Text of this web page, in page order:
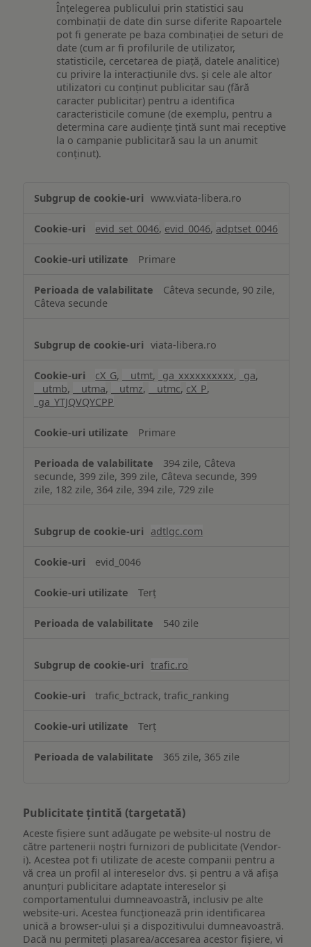
Înțelegerea publicului prin statistici sau
combinații de date din surse diferite Rapoartele
pot fi generate pe baza combinației de seturi de
date (cum ar fi profilurile de utilizator,
statisticile, cercetarea de piață, datele analitice)
cu privire la interacțiunile dvs. și cele ale altor
utilizatori cu conținut publicitar sau (fără
caracter publicitar) pentru a identifica
caracteristicile comune (de exemplu, pentru a
determina care audiențe țintă sunt mai receptive
la o campanie publicitară sau la un anumit
conținut).
www.viata-libera.ro
evid_set_0046, evid_0046, adptset_0046
Primare
Câteva secunde, 90 zile,
Câteva secunde
viata-libera.ro
cX_G, __utmt, _ga_xxxxxxxxxx, _ga,
__utmb, __utma, __utmz, __utmc, cX_P,
_ga_YTJQVQYCPP
Primare
394 zile, Câteva
secunde, 399 zile, 399 zile, Câteva secunde, 399
zile, 182 zile, 364 zile, 394 zile, 729 zile
adtlgc.com
evid_0046
Terț
540 zile
trafic.ro
trafic_bctrack, trafic_ranking
Terț
365 zile, 365 zile
Publicitate țintită (targetată)
Aceste fișiere sunt adăugate pe website-ul nostru de
către partenerii noștri furnizori de publicitate (Vendor-
i). Acestea pot fi utilizate de aceste companii pentru a
vă crea un profil al intereselor dvs. și pentru a vă afișa
anunțuri publicitare adaptate intereselor și
comportamentului dumneavoastră, inclusiv pe alte
website-uri. Acestea funcționează prin identificarea
unică a browser-ului și a dispozitivului dumneavoastră.
Dacă nu permiteți plasarea/accesarea acestor fișiere, vi